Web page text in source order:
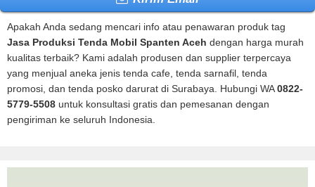
Apakah Anda sedang mencari info atau penawaran produk tag
Jasa Produksi Tenda Mobil Spanten Aceh dengan harga murah
kualitas terbaik? Kami adalah produsen dan supplier terpercaya
yang menjual aneka jenis tenda cafe, tenda sarnafil, tenda
promosi, dan tenda posko darurat di Surabaya. Hubungi WA0822-
5779-5508 untuk konsultasi gratis dan pemesanan dengan
pengiriman ke seluruh Indonesia.